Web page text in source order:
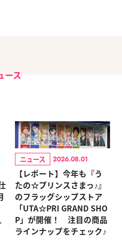
ース
ニュース 2026.08.01
【レポート】今年も『う
たの☆プリンスさまっ♪』
のフラッグシップストア
「UTA☆PRI GRAND SHO
P」が開催！ 注目の商品
ラインナップをチェック♪